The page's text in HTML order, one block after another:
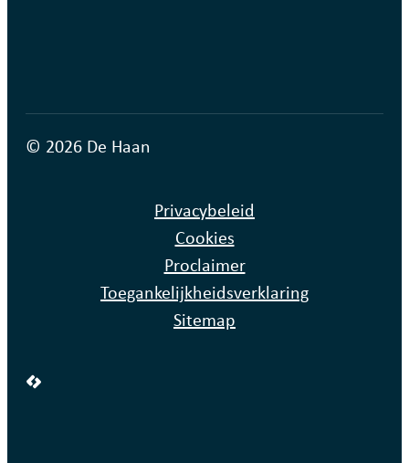
© 2026 De Haan
Privacybeleid
Cookies
Proclaimer
Toegankelijkheidsverklaring
Sitemap
LCP nv